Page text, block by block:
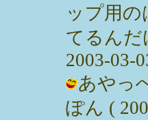
ップ用
てるんだ
2003-03-
あやっ
ぽん (